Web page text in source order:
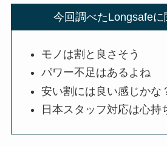
今回調べたLongsafe
モノは割と良さそう
パワー不足はあるよね
安い割には良い感じかな
日本スタッフ対応は心持